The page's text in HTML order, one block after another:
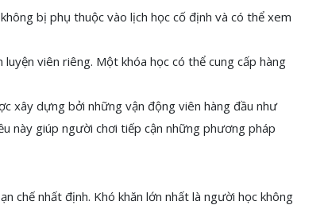
bị phụ thuộc vào lịch học cố định và có thể xem
viên riêng. Một khóa học có thể cung cấp hàng
xây dựng bởi những vận động viên hàng đầu như
này giúp người chơi tiếp cận những phương pháp
chế nhất định. Khó khăn lớn nhất là người học không